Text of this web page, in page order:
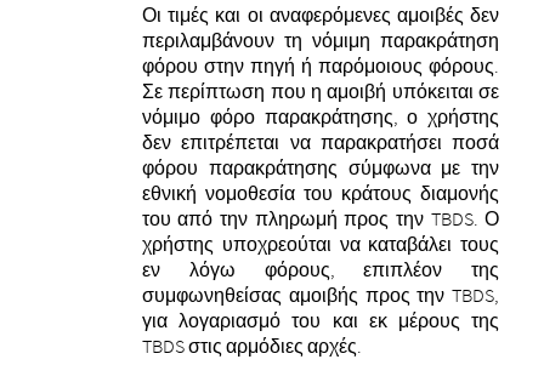
Οι τιμές και οι αναφερόμενες αμοιβές δεν
περιλαμβάνουν τη νόμιμη παρακράτηση
φόρου στην πηγή ή παρόμοιους φόρους.
Σε περίπτωση που η αμοιβή υπόκειται σε
νόμιμο φόρο παρακράτησης, ο χρήστης
δεν επιτρέπεται να παρακρατήσει ποσά
φόρου παρακράτησης σύμφωνα με την
εθνική νομοθεσία του κράτους διαμονής
του από την πληρωμή προς την TBDS. Ο
χρήστης υποχρεούται να καταβάλει τους
εν λόγω φόρους, επιπλέον της
συμφωνηθείσας αμοιβής προς την TBDS,
για λογαριασμό του και εκ μέρους της
TBDS στις αρμόδιες αρχές.